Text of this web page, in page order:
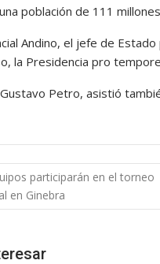
población de 111
Andino, el jefe de
la Presidencia pro
Petro, asistió
participarán en el torneo
en Ginebra